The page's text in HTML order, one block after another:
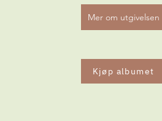
Mer om utgivelsen
Kjøp albumet